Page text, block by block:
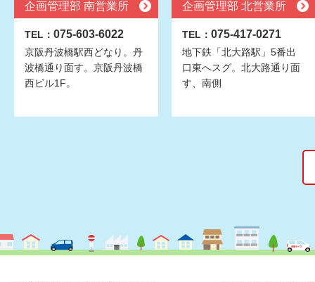
企画管理部 南営業所
TEL： 075-603-6022
京阪丹波橋駅西どなり。丹
波橋通り面す。京阪丹波橋
西ビル1F。
企画管理部 北営業所
TEL： 075-417-0271
地下鉄「北大路駅」5番出
口東へスグ。北大路通り面
す、南側